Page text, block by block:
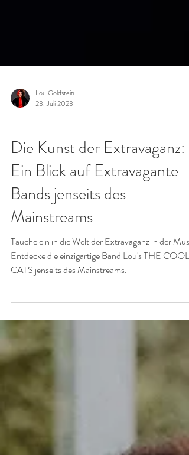
GALAS & FIRMENFEIERN
Die Kunst der Extravaganz:
Ein Blick auf Extravagante
Bands jenseits des
Mainstreams
Tauche ein in die Welt der Extravaganz in der
CATS jenseits des Mainstreams.